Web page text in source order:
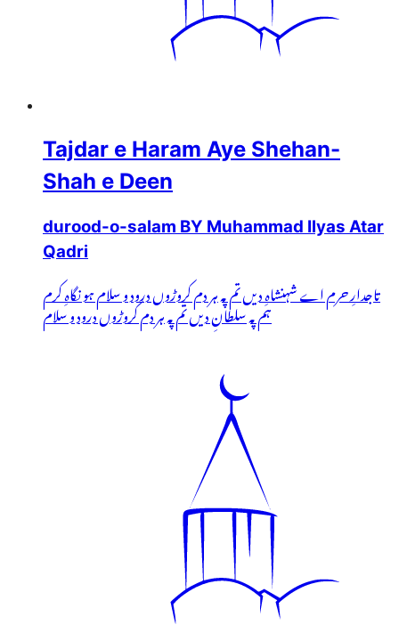
Tajdar e Haram Aye Shehan-
Shah e Deen
durood-o-salam BY Muhammad Ilyas Atar
Qadri
تاجدارِ حرم اے شہنشاہِ دیں تم پہ ہر دم کروڑوں درود و سلام ہو نگاہِ کرم
ہم پہ سلطانِ دیں تم پہ ہر دم کروڑوں درود و سلام